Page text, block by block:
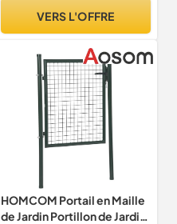
VERS L'OFFRE
HOMCOM Portail en Maille
de Jardin Portillon de Jardin